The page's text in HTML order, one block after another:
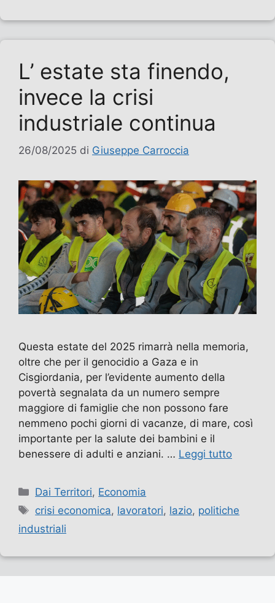
L’ estate sta finendo,
invece la crisi
industriale continua
26/08/2025 di Giuseppe Carroccia
Questa estate del 2025 rimarrà nella memoria,
oltre che per il genocidio a Gaza e in
Cisgiordania, per l’evidente aumento della
povertà segnalata da un numero sempre
maggiore di famiglie che non possono fare
nemmeno pochi giorni di vacanze, di mare, così
importante per la salute dei bambini e il
benessere di adulti e anziani. … Leggi tutto
Categorie
Dai Territori, Economia
Tag
crisi economica, lavoratori, lazio, politiche
industriali